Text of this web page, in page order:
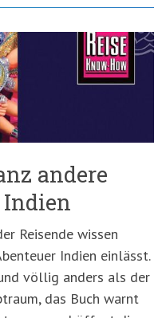
andere
Indien
Reisende wissen
Indien einlässt.
völlig anders als der
das Buch warnt